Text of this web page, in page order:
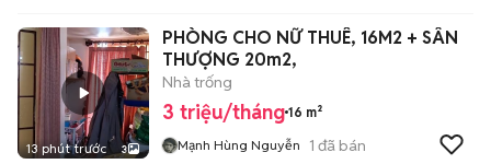
13 phút trước 3
PHÒNG CHO NỮ THUÊ, 16M2 + SÂN
THƯỢNG 20m2,
Nhà trống
3 triệu/tháng 16 m²
Mạnh Hùng Nguyễn 1 đã bán